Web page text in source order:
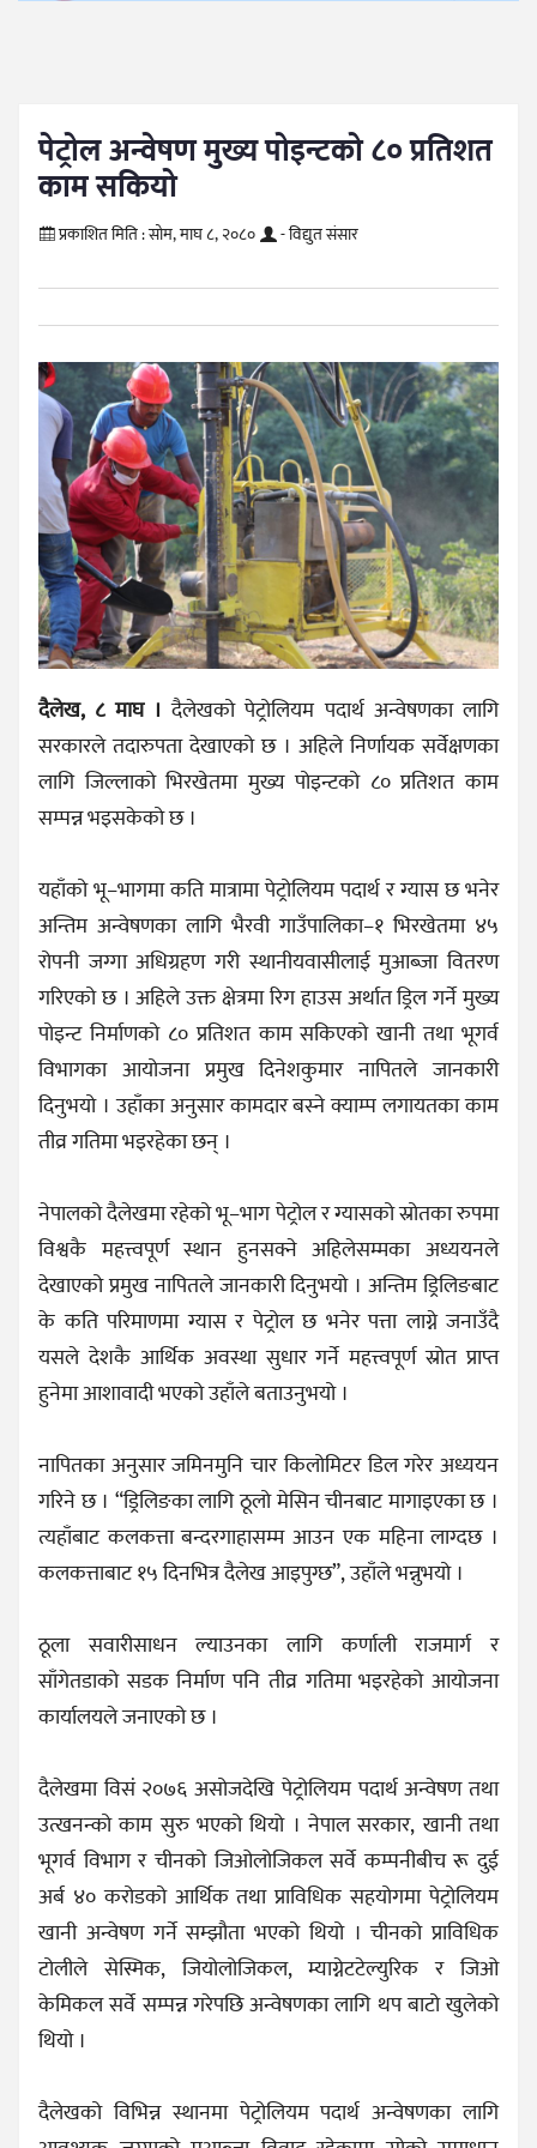
पेट्रोल अन्वेषण मुख्य पोइन्टको ८० प्रतिशत
काम सकियो
प्रकाशित मिति :सोम, माघ ८, २०८० - विद्युत संसार
दैलेख, ८ माघ ।दैलेखको पेट्रोलियम पदार्थ अन्वेषणका लागि
सरकारले तदारुपता देखाएको छ । अहिले निर्णायक सर्वेक्षणका
लागि जिल्लाको भिरखेतमा मुख्य पोइन्टको ८० प्रतिशत काम
सम्पन्न भइसकेको छ ।
यहाँको भू–भागमा कति मात्रामा पेट्रोलियम पदार्थ र ग्यास छ भनेर
अन्तिम अन्वेषणका लागि भैरवी गाउँपालिका–१ भिरखेतमा ४५
रोपनी जग्गा अधिग्रहण गरी स्थानीयवासीलाई मुआब्जा वितरण
गरिएको छ । अहिले उक्त क्षेत्रमा रिग हाउस अर्थात ड्रिल गर्ने मुख्य
पोइन्ट निर्माणको ८० प्रतिशत काम सकिएको खानी तथा भूगर्व
विभागका आयोजना प्रमुख दिनेशकुमार नापितले जानकारी
दिनुभयो । उहाँका अनुसार कामदार बस्ने क्याम्प लगायतका काम
तीव्र गतिमा भइरहेका छन् ।
नेपालको दैलेखमा रहेको भू–भाग पेट्रोल र ग्यासको स्रोतका रुपमा
विश्वकै महत्त्वपूर्ण स्थान हुनसक्ने अहिलेसम्मका अध्ययनले
देखाएको प्रमुख नापितले जानकारी दिनुभयो । अन्तिम ड्रिलिङबाट
के कति परिमाणमा ग्यास र पेट्रोल छ भनेर पत्ता लाग्ने जनाउँदै
यसले देशकै आर्थिक अवस्था सुधार गर्ने महत्त्वपूर्ण स्रोत प्राप्त
हुनेमा आशावादी भएको उहाँले बताउनुभयो ।
नापितका अनुसार जमिनमुनि चार किलोमिटर डिल गरेर अध्ययन
गरिने छ । “ड्रिलिङका लागि ठूलो मेसिन चीनबाट मागाइएका छ ।
त्यहाँबाट कलकत्ता बन्दरगाहासम्म आउन एक महिना लाग्दछ ।
कलकत्ताबाट १५ दिनभित्र दैलेख आइपुग्छ”, उहाँले भन्नुभयो ।
ठूला सवारीसाधन ल्याउनका लागि कर्णाली राजमार्ग र
साँगेतडाको सडक निर्माण पनि तीव्र गतिमा भइरहेको आयोजना
कार्यालयले जनाएको छ ।
दैलेखमा विसं २०७६ असोजदेखि पेट्रोलियम पदार्थ अन्वेषण तथा
उत्खनन्को काम सुरु भएको थियो । नेपाल सरकार, खानी तथा
भूगर्व विभाग र चीनको जिओलोजिकल सर्वे कम्पनीबीच रू दुई
अर्ब ४० करोडको आर्थिक तथा प्राविधिक सहयोगमा पेट्रोलियम
खानी अन्वेषण गर्ने सम्झौता भएको थियो । चीनको प्राविधिक
टोलीले सेस्मिक, जियोलोजिकल, म्याग्नेटटेल्युरिक र जिओ
केमिकल सर्वे सम्पन्न गरेपछि अन्वेषणका लागि थप बाटो खुलेको
थियो ।
दैलेखको विभिन्न स्थानमा पेट्रोलियम पदार्थ अन्वेषणका लागि